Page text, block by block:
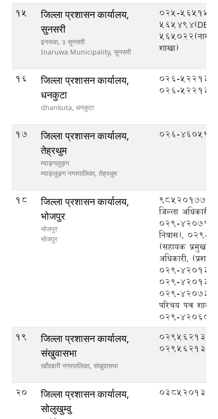
15
जिल्ला प्रशासन कार्यालय,
सुनसरी
इनरूवा, ३ सुनसरी
Inaruwa Municipality, सुनसरी
025-
शाखा)
16
जिल्ला प्रशासन कार्यालय,
धनकुटा
dhankuta, धनकुटा
०२६-५२२१३१,
०२६-५२२१३२
17
जिल्ला प्रशासन कार्यालय,
तेह्रथुम
म्याङ्गलुङ्ग
म्याङ्लुङ्ग नगरपालिका, तेह्रथुम
026-460599
18
जिल्ला प्रशासन कार्यालय,
भोजपुर
भोजपुर
भोजपुर
९८५२०१७७७७
जिल्ला अधिकारी),
०२९-४२०७१५
निवास), ०२९-
(सहायक प्रमुख
अधिकारी, (प्रशासन
०२९-
०२९-४२०१३३/
०२९-४२०७३०
परिचय पत्र शाखा
०२९-४२०६०१)
19
जिल्ला प्रशासन कार्यालय,
संखुवासभा
खाँदबारी नगरपालिका, संखुवासभा
029562133,
029562134
20
जिल्ला प्रशासन कार्यालय,
सोलुखुम्वु
038520132